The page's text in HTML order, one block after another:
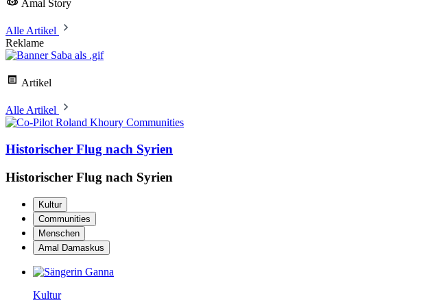
Amal Story
Alle Artikel
Reklame
Artikel
Alle Artikel
Communities
Historischer Flug nach Syrien
Historischer Flug nach Syrien
Kultur
Communities
Menschen
Amal Damaskus
Kultur